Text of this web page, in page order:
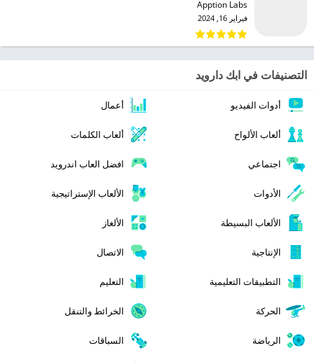
Apption Labs‏
فبراير 16, 2024
التصنيفات في ابك دارويد
أدوات الفيديو أعمال
ألعاب الألواح ألعاب الكلمات
اجتماعي افضل العاب اندرويد
الأدوات الألعاب الإستراتيجية
الألعاب البسيطة الألغاز
الإنتاجية الاتصال
التطبيقات التعليمية التعليم
الحركة الخرائط والتنقل
الرياضة السباقات